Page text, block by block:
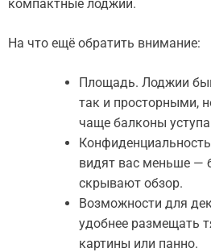
компактные лоджии.
На что ещё обратить внимание:
Площадь. Лоджии
так и просторными,
чаще балконы
видят вас меньше —
скрывают обзор.
Возможности для
удобнее размещать
картины или панно.